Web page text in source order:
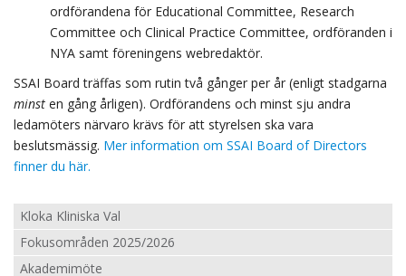
ordförandena för Educational Committee, Research
Committee och Clinical Practice Committee, ordföranden i
NYA samt föreningens webredaktör.
SSAI Board träffas som rutin två gånger per år (enligt stadgarna
minst en gång årligen). Ordförandens och minst sju andra
ledamöters närvaro krävs för att styrelsen ska vara
beslutsmässig. Mer information om SSAI Board of Directors
finner du här.
Kloka Kliniska Val
Fokusområden 2025/2026
Akademimöte